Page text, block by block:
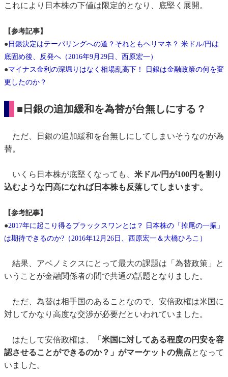
これにより日本株の下値は限定的となり、底堅く展開。
【参考記事】
●日銀決定はテーパリングへの道？それともヘリマネ？ 米ドル/円は
底固め後、反発へ（2016年9月29日、西原宏一）
●マイナス金利の深堀りはなく相場乱高下！ 日銀は金融政策の何を変
更したのか？
■日銀の追加緩和を為替が台無しにする？
ただ、日銀の追加緩和を台無しにしてしまいそうなのが為
替。
いくら日本株が底堅くなっても、 米ドル/円が100円を割り
込むような円高になれば日本株も反落してしまいます。
【参考記事】
●2017年に起こり得るブラックスワンとは？ 日本株の「掉尾の一振」
は期待できるのか?（2016年12月26日、西原宏一＆大橋ひろこ）
結果、アベノミクスにとって最大の課題は「為替政策」と
いうことが金融関係者の間で共通の話題となりました。
ただ、為替は相手国のあることなので、安倍政権は米国に
対してかなり高度な交渉が必要だといわれていました。
はたして安倍政権は、
「米国に対してある程度の円安を容
認させることができるのか？」がマーケットの焦点となって
いました。